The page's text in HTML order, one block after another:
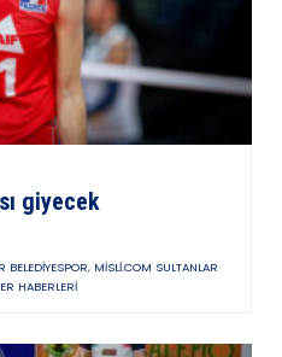
giyecek
BELEDIYESPOR, MISLI.COM SULTANLAR
HABERLERI